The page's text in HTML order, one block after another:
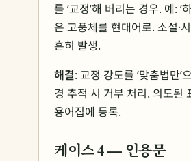
를 ‘교정’해 버리는 경우. 예: ‘
은 고풍체를 현대어로. 소설·
흔히 발생.
해결: 교정 강도를 ‘맞춤법만’
경 추적 시 거부 처리. 의도된
용어집에 등록.
케이스 4 — 인용문